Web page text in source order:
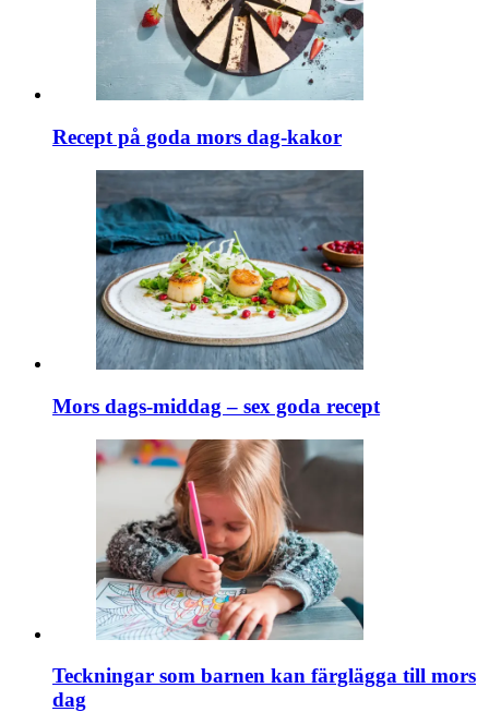
Recept på goda mors dag-kakor
Mors dags-middag – sex goda recept
Teckningar som barnen kan färglägga till mors
dag